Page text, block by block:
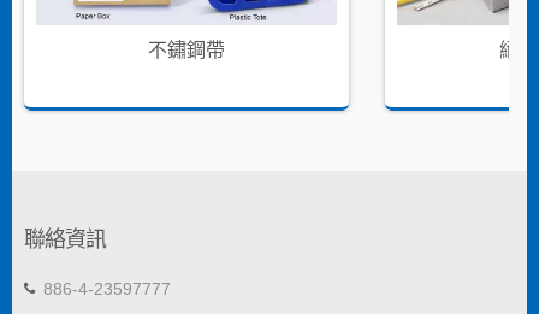
不鏽鋼帶 絕
聯絡資訊
886-4-23597777